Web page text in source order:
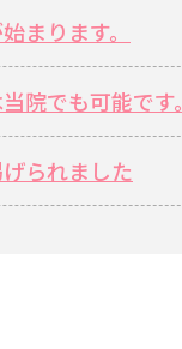
まります。
院でも可能です。
られました